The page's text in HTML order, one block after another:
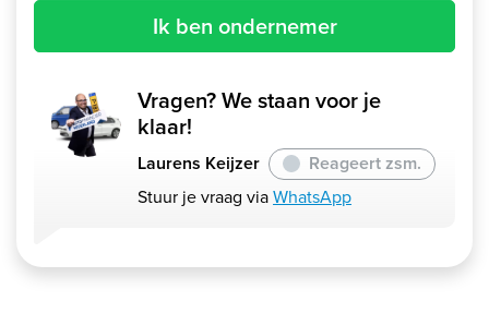
Ik ben ondernemer
Vragen? We staan voor je
klaar!
Laurens Keijzer
Reageert zsm.
Stuur je vraag viaWhatsApp